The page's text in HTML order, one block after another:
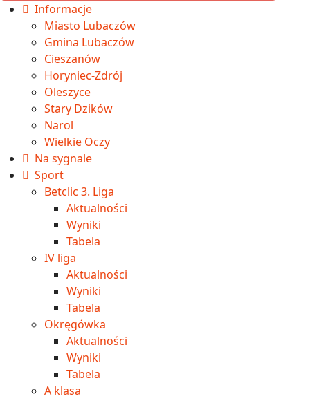
Informacje
Miasto Lubaczów
Gmina Lubaczów
Cieszanów
Horyniec-Zdrój
Oleszyce
Stary Dzików
Narol
Wielkie Oczy
Na sygnale
Sport
Betclic 3. Liga
Aktualności
Wyniki
Tabela
IV liga
Aktualności
Wyniki
Tabela
Okręgówka
Aktualności
Wyniki
Tabela
A klasa